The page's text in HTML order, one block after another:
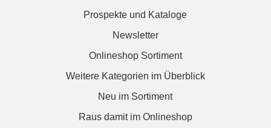
Prospekte und Kataloge
Newsletter
Onlineshop Sortiment
Weitere Kategorien im Überblick
Neu im Sortiment
Raus damit im Onlineshop